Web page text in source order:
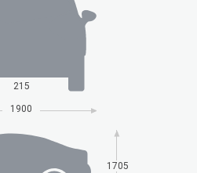
215
1900
1705